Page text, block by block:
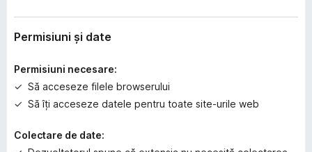
ă
e
a
u
ă
i
Permisiuni și date
Permisiuni necesare:
Să acceseze filele browserului
Să îți acceseze datele pentru toate site-urile web
Colectare de date: